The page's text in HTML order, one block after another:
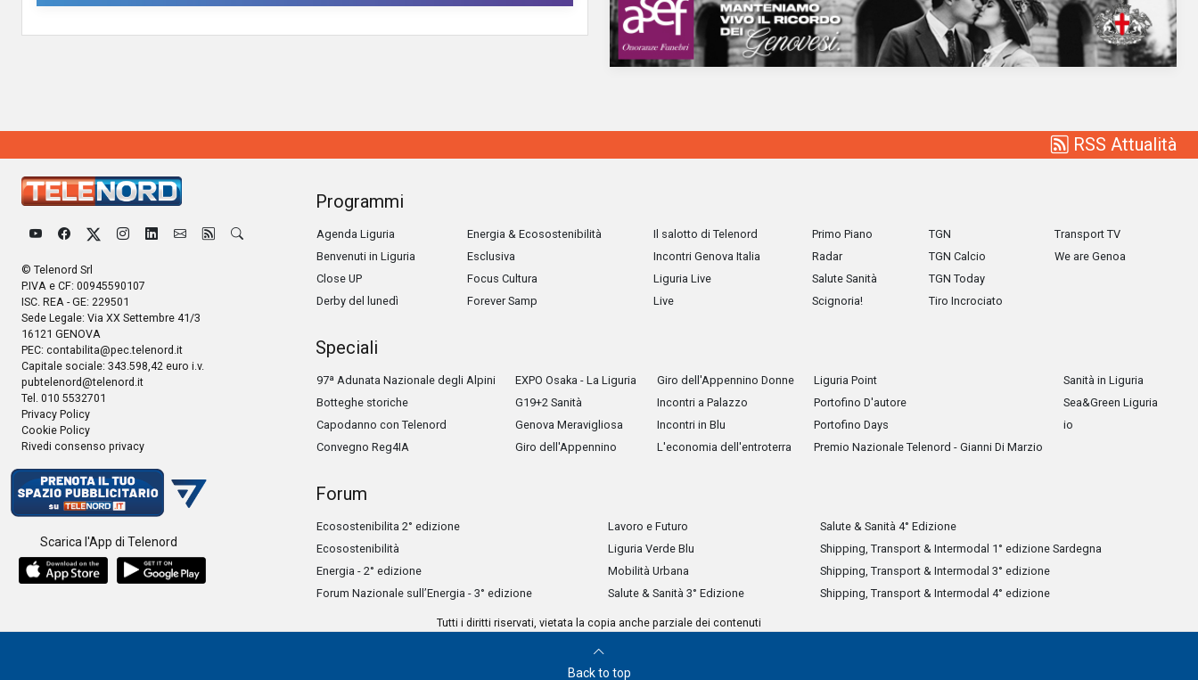
RSS Attualità
© Telenord Srl
P.IVA e CF: 00945590107
ISC. REA - GE: 229501
Sede Legale: Via XX Settembre 41/3
16121 GENOVA
PEC: contabilita@pec.telenord.it
Capitale sociale: 343.598,42 euro i.v.
pubtelenord@telenord.it
Tel. 010 5532701
Privacy Policy
Cookie Policy
Rivedi consenso privacy
Scarica l'App di Telenord
Programmi
Agenda Liguria
Benvenuti in Liguria
Close UP
Derby del lunedì
Energia & Ecosostenibilità
Esclusiva
Focus Cultura
Forever Samp
Il salotto di Telenord
Incontri Genova Italia
Liguria Live
Live
Primo Piano
Radar
Salute Sanità
Scignoria!
TGN
TGN Calcio
TGN Today
Tiro Incrociato
Transport TV
We are Genoa
Speciali
97ª Adunata Nazionale degli Alpini
Botteghe storiche
Capodanno con Telenord
Convegno Reg4IA
EXPO Osaka - La Liguria
G19+2 Sanità
Genova Meravigliosa
Giro dell'Appennino
Giro dell'Appennino Donne
Incontri a Palazzo
Incontri in Blu
L'economia dell'entroterra
Liguria Point
Portofino D'autore
Portofino Days
Premio Nazionale Telenord - Gianni Di Marzio
Sanità in Liguria
Sea&Green Liguria
io
Forum
Ecosostenibilita 2° edizione
Ecosostenibilità
Energia - 2° edizione
Forum Nazionale sull’Energia - 3° edizione
Lavoro e Futuro
Liguria Verde Blu
Mobilità Urbana
Salute & Sanità 3° Edizione
Salute & Sanità 4° Edizione
Shipping, Transport & Intermodal 1° edizione Sardegna
Shipping, Transport & Intermodal 3° edizione
Shipping, Transport & Intermodal 4° edizione
Tutti i diritti riservati, vietata la copia anche parziale dei contenuti
Back to top